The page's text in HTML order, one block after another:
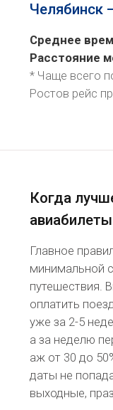
Челябинск
Среднее
Расстояние
* Чаще всего
Ростов рейс
Когда
Главное
минимальной
путешествия.
оплатить
уже за 2-5
а за неделю
аж от 30 до
даты не
выходные,